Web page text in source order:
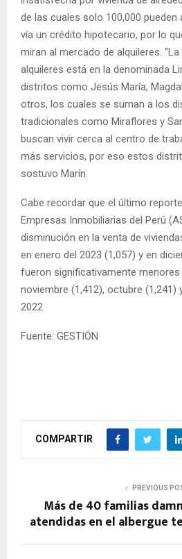
de las cuales solo 100,000
vía un crédito hipotecario, por lo
miran al mercado de alquileres.
alquileres está en la denominada
distritos como Jesús María,
otros, los cuales se suman a los
tradicionales como Miraflores y
buscan vivir cerca al centro de
más servicios, por eso estos
sostuvo Marín.
Cabe recordar que el último
Empresas Inmobiliarias del Perú
disminución en la venta de
en enero del 2023 (1,057) y en
fueron significativamente menores
noviembre (1,412), octubre (1,241)
2022.
Fuente: GESTIÓN
COMPARTIR
PREVIOUS
Más de 40 familias
atendidas en el albergue